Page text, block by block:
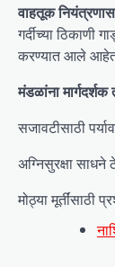
वाहतूक
गर्दीच्या ठिकाणी
करण्यात आले आहेत.
मंडळांना मार्गदर्शक
सजावटीसाठी
अग्निसुरक्षा
मोठ्या